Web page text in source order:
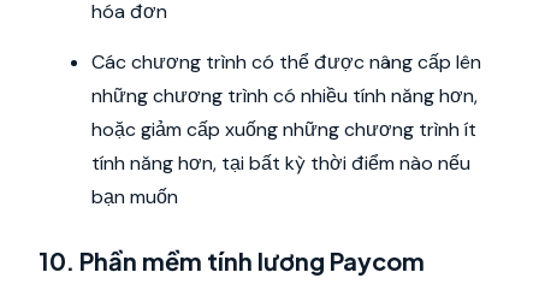
hóa đơn
Các chương trình có thể được nâng cấp lên
những chương trình có nhiều tính năng hơn,
hoặc giảm cấp xuống những chương trình ít
tính năng hơn, tại bất kỳ thời điểm nào nếu
bạn muốn
10. Phần mềm tính lương Paycom